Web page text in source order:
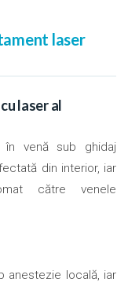
laser
laser al
venă sub ghidaj
din interior, iar
către venele
anestezie locală, iar